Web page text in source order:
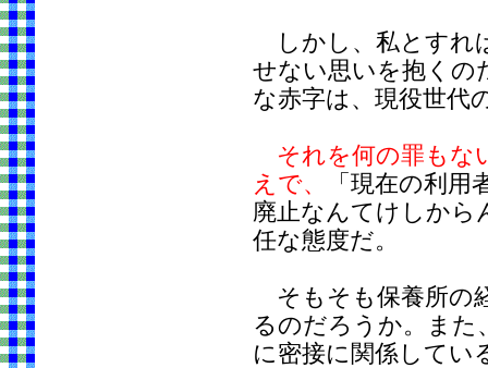
しかし、私とすれ
せない思いを抱くの
な赤字は、現役世代
それを何の罪もな
えで、
「現在の利
廃止なんてけしから
任な態度だ。
そもそも保養所の
るのだろうか。また
に密接に関係してい